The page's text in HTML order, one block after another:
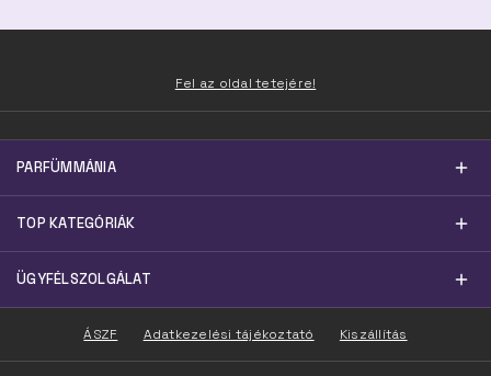
Fel az oldal tetejére!
PARFÜMMÁNIA
TOP KATEGÓRIÁK
ÜGYFÉLSZOLGÁLAT
ÁSZF Adatkezelési tájékoztató Kiszállítás